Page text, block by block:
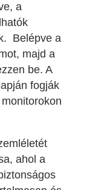
a
Belépve a
majd a
be. A
fogják
ahol a